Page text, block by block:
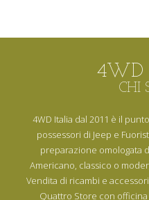
4WD
CHI
4WD Italia dal 2011 è il
possessori di Jeep e
preparazione omologata
Americano, classico o
Vendita di ricambi e
Quattro Store con officina